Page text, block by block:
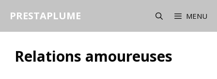
PRESTAPLUME MENU
Relations amoureuses